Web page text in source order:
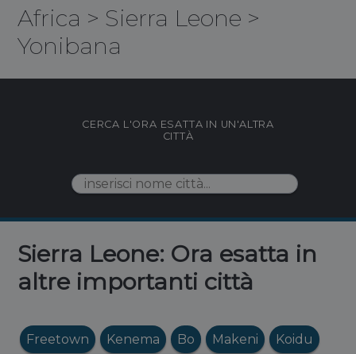
Africa > Sierra Leone >
Yonibana
CERCA L'ORA ESATTA IN UN'ALTRA
CITTÀ
Sierra Leone: Ora esatta in
altre importanti città
Freetown Kenema Bo Makeni Koidu